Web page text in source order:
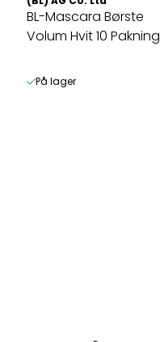
BL-Mascara Børste
Volum Hvit 10 Pakning
På lager